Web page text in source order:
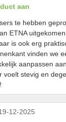
aan
te hebben
ETNA
is ook erg
vinden we
aanpassen
voelt stevig en
12-2025